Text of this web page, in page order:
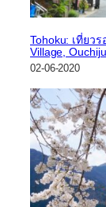
Tohoku: เที่ยว
Village,
02-06-2020